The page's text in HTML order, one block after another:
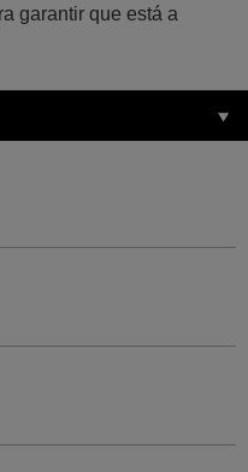
garantir que está a